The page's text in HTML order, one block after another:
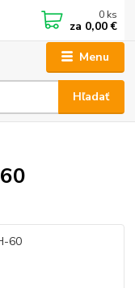
Menu
Hľadať
0 ks
za 0,00 €